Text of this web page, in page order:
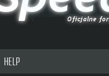
HELP